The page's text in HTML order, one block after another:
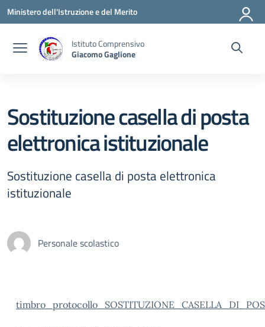
Vai ai contenuti
Vai al menu di navigazione
Vai al footer
Ministero dell'Istruzione e del Merito
Istituto Comprensivo
Giacomo Gaglione
Sostituzione casella di posta
elettronica istituzionale
Sostituzione casella di posta elettronica
istituzionale
Personale scolastico